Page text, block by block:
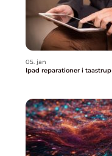
05. jan
Ipad reparationer i taastrup